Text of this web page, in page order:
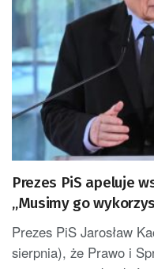
Prezes PiS apeluje
„Musimy go
Prezes PiS Jarosław
sierpnia), że Prawo i